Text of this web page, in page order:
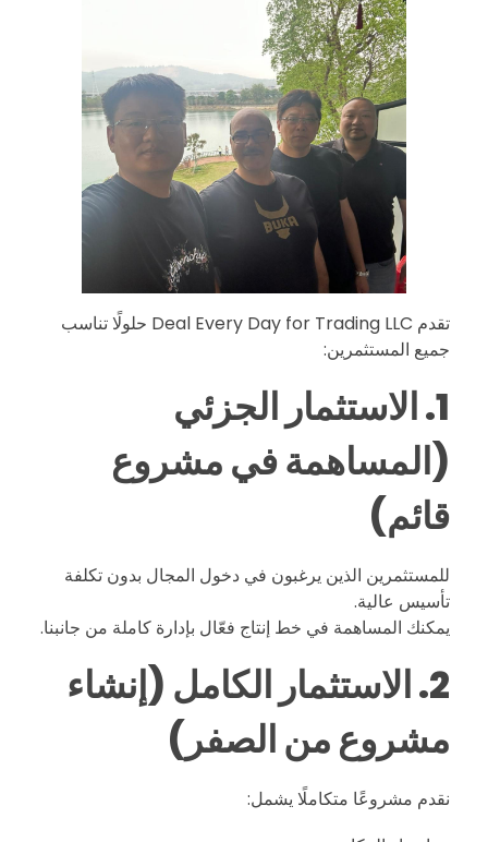
ن
ا
م
ي
ة
ع
ل
ى
تقدم Deal Every Day for Trading LLC حلولًا تناسب
جميع المستثمرين:
1. الاستثمار الجزئي
(المساهمة في مشروع
قائم)
للمستثمرين الذين يرغبون في دخول المجال بدون تكلفة
تأسيس عالية.
يمكنك المساهمة في خط إنتاج فعّال بإدارة كاملة من جانبنا.
2. الاستثمار الكامل (إنشاء
مشروع من الصفر)
نقدم مشروعًا متكاملًا يشمل: